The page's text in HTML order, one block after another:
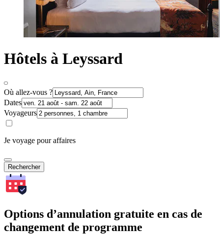
Hôtels à Leyssard
Où allez-vous ?
Dates
Voyageurs
Je voyage pour affaires
Rechercher
Options d’annulation gratuite en cas de
changement de programme